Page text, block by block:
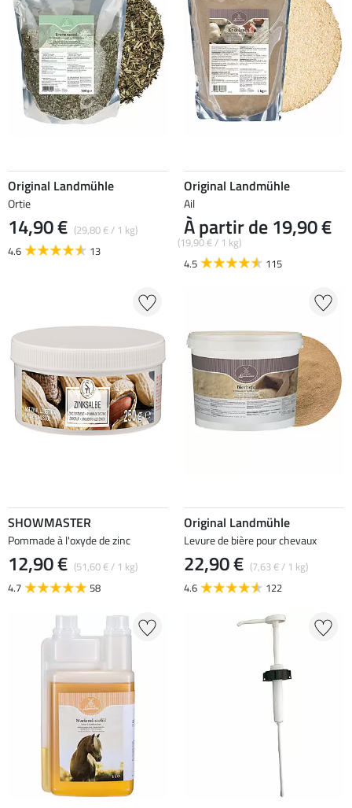
Original Landmühle
Ortie
14,90 € (29,80 € / 1 kg)
4.6
13
Original Landmühle
Ail
À partir de 19,90 €
(19,90 € / 1 kg)
4.5
115
SHOWMASTER
Pommade à l'oxyde de zinc
12,90 € (51,60 € / 1 kg)
4.7
58
Original Landmühle
Levure de bière pour chevaux
22,90 € (7,63 € / 1 kg)
4.6
122